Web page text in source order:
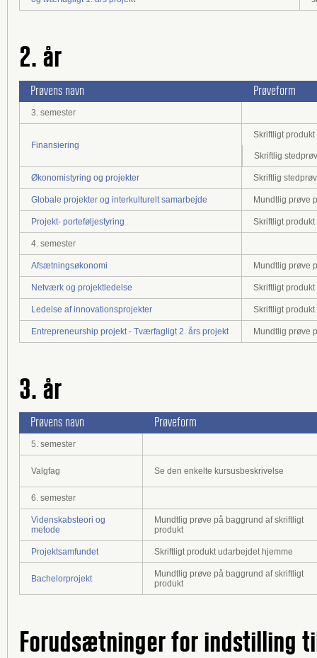
2. år
Prøvens navn Prøveform
3. semester
Finansiering
Skriftligt
Skriftlig
Økonomistyring og projekter Skriftlig
Globale projekter og interkulturelt samarbejde Mundtlig prøve
Projekt- porteføljestyring Skriftligt
4. semester
Afsætningsøkonomi Mundtlig prøve
Netværk og projektledelse Skriftligt
Ledelse af innovationsprojekter Skriftligt
Entrepreneurship projekt - Tværfagligt 2. års projekt Mundtlig prøve
3. år
Prøvens navn Prøveform
5. semester
Valgfag Se den enkelte kursusbeskrivelse
6. semester
Videnskabsteori og
metode
Mundtlig prøve på baggrund af skriftligt
produkt
Projektsamfundet Skriftligt produkt udarbejdet hjemme
Bachelorprojekt
Mundtlig prøve på baggrund af skriftligt
produkt
Forudsætninger for indstilling